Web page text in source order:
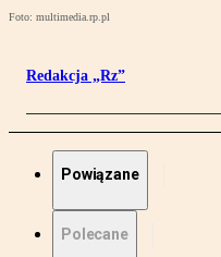
Foto: multimedia.rp.pl
Redakcja „Rz”
Powiązane
Polecane